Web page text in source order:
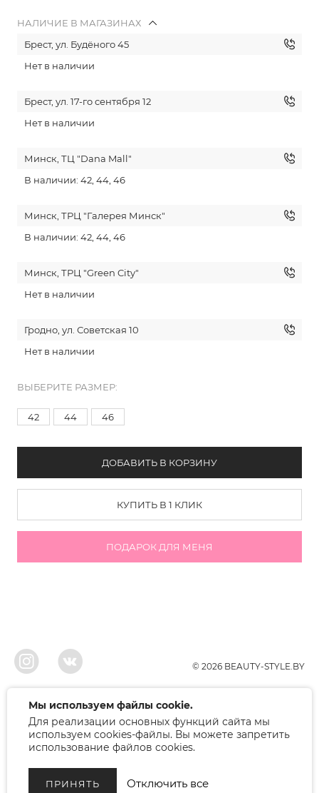
НАЛИЧИЕ В МАГАЗИНАХ
Брест, ул. Будёного 45
Нет в наличии
Брест, ул. 17-го сентября 12
Нет в наличии
Минск, ТЦ "Dana Mall"
В наличии: 42, 44, 46
Минск, ТРЦ "Галерея Минск"
В наличии: 42, 44, 46
Минск, ТРЦ "Green City"
Нет в наличии
Гродно, ул. Советская 10
Нет в наличии
ВЫБЕРИТЕ РАЗМЕР:
42 44 46
ДОБАВИТЬ В КОРЗИНУ
КУПИТЬ В 1 КЛИК
ПОДАРОК ДЛЯ МЕНЯ
© 2026 BEAUTY-STYLE.BY
ООО"БЬЮТИ", УНП 291022671, Свидельство о регистрации 05.10.2010
Брестским районым исполнительным комитетом. Регистрация в торговом
реестре 12.01.2018, номер 402445.
Беларусь, Брест, ул. Лейтенанта Рябцева 75
Режим работы: 9.00-17.00. Контакт: +375 (33) 379-10-80
Мы используем файлы cookie.
Для реализации основных функций сайта мы
используем cookies-файлы. Вы можете запретить
использование файлов cookies.
ПРИНЯТЬ Отключить все